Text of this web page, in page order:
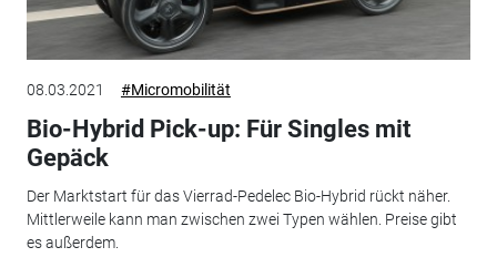
08.03.2021 #Micromobilität
Bio-Hybrid Pick-up: Für Singles mit
Gepäck
Der Marktstart für das Vierrad-Pedelec Bio-Hybrid rückt näher.
Mittlerweile kann man zwischen zwei Typen wählen. Preise gibt
es außerdem.